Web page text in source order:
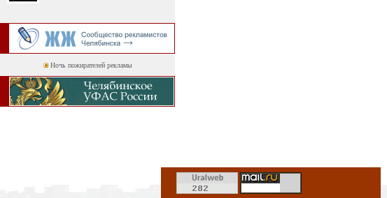
Ночь пожирателей рекламы